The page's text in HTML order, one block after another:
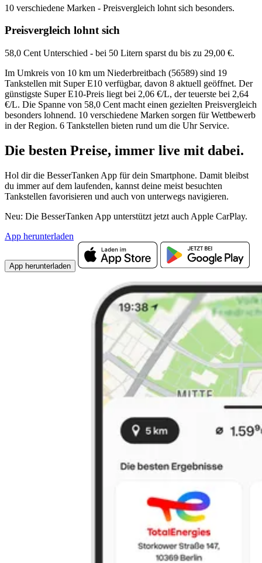
10 verschiedene Marken - Preisvergleich lohnt sich besonders.
Preisvergleich lohnt sich
58,0 Cent Unterschied - bei 50 Litern sparst du bis zu 29,00 €.
Im Umkreis von 10 km um Niederbreitbach (56589) sind 19
Tankstellen mit Super E10 verfügbar, davon 8 aktuell geöffnet. Der
günstigste Super E10-Preis liegt bei 2,06 €/L, der teuerste bei 2,64
€/L. Die Spanne von 58,0 Cent macht einen gezielten Preisvergleich
besonders lohnend. 10 verschiedene Marken sorgen für Wettbewerb
in der Region. 6 Tankstellen bieten rund um die Uhr Service.
Die besten Preise, immer live mit dabei.
Hol dir die BesserTanken App für dein Smartphone. Damit bleibst
du immer auf dem laufenden, kannst deine meist besuchten
Tankstellen favorisieren und auch von unterwegs navigieren.
Neu: Die BesserTanken App unterstützt jetzt auch Apple CarPlay.
App herunterladen
App herunterladen